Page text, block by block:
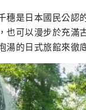
穗是日本國民公認
也可以漫步於充滿
湯的日式旅館來徹